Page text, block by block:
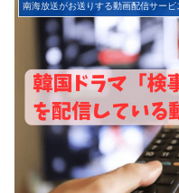
南海放送がお送りする動画配信サービ